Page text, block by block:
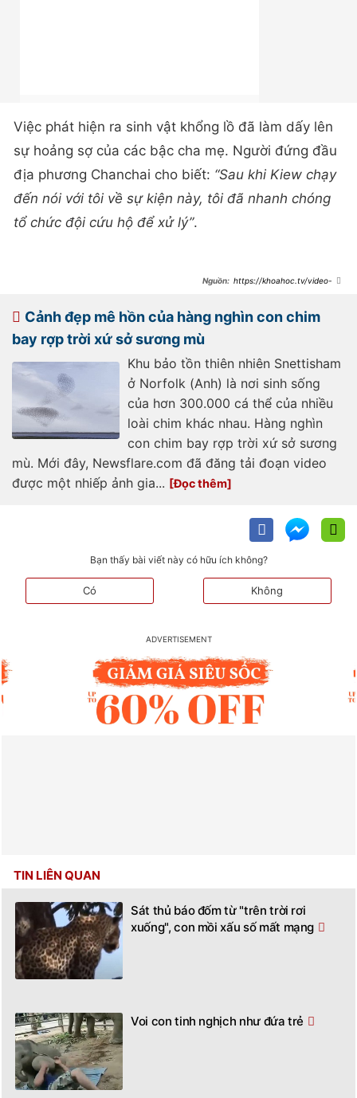
Việc phát hiện ra sinh vật khổng lồ đã làm dấy lên
sự hoảng sợ của các bậc cha mẹ. Người đứng đầu
địa phương Chanchai cho biết: “Sau khi Kiew chạy
đến nói với tôi về sự kiện này, tôi đã nhanh chóng
tổ chức đội cứu hộ để xử lý”.
https://khoahoc.tv/video-
Cảnh đẹp mê hồn của hàng nghìn con chim
bay rợp trời xứ sở sương mù
Khu bảo tồn thiên nhiên Snettisham
ở Norfolk (Anh) là nơi sinh sống
của hơn 300.000 cá thể của nhiều
loài chim khác nhau. Hàng nghìn
con chim bay rợp trời xứ sở sương
mù. Mới đây, Newsflare.com đã đăng tải đoạn video
được một nhiếp ảnh gia...
Bạn thấy bài viết này có hữu ích không?
Có Không
TIN LIÊN QUAN
Sát thủ báo đốm từ "trên trời rơi
xuống", con mồi xấu số mất mạng
Voi con tinh nghịch như đứa trẻ